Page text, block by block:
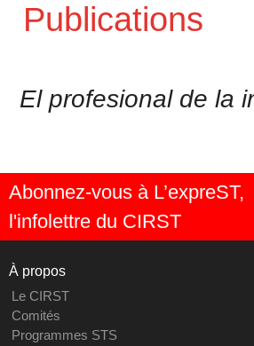
Publications
El profesional de la
Abonnez-vous à L’expreST,
l'infolettre du CIRST
À propos
Le CIRST
Comités
Programmes STS